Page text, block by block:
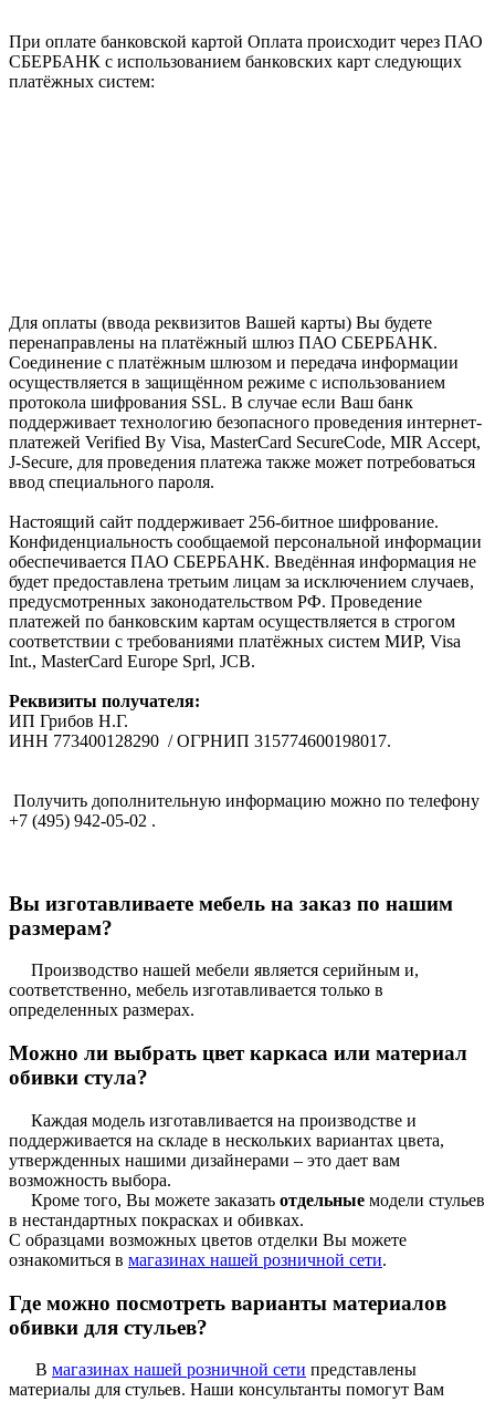
При оплате банковской картой Оплата происходит через ПАО
СБЕРБАНК с использованием банковских карт следующих
платёжных систем:
Для оплаты (ввода реквизитов Вашей карты) Вы будете
перенаправлены на платёжный шлюз ПАО СБЕРБАНК.
Соединение с платёжным шлюзом и передача информации
осуществляется в защищённом режиме с использованием
протокола шифрования SSL. В случае если Ваш банк
поддерживает технологию безопасного проведения интернет-
платежей Verified By Visa, MasterCard SecureCode, MIR Accept,
J-Secure, для проведения платежа также может потребоваться
ввод специального пароля.
Настоящий сайт поддерживает 256-битное шифрование.
Конфиденциальность сообщаемой персональной информации
обеспечивается ПАО СБЕРБАНК. Введённая информация не
будет предоставлена третьим лицам за исключением случаев,
предусмотренных законодательством РФ. Проведение
платежей по банковским картам осуществляется в строгом
соответствии с требованиями платёжных систем МИР, Visa
Int., MasterCard Europe Sprl, JCB.
Реквизиты получателя:
ИП Грибов Н.Г.
ИНН 773400128290 / ОГРНИП 315774600198017.
Получить дополнительную информацию можно по телефону
+7 (495) 942-05-02 .
Вы изготавливаете мебель на заказ по нашим
размерам?
Производство нашей мебели является серийным и,
соответственно, мебель изготавливается только в
определенных размерах.
Можно ли выбрать цвет каркаса или материал
обивки стула?
Каждая модель изготавливается на производстве и
поддерживается на складе в нескольких вариантах цвета,
утвержденных нашими дизайнерами – это дает вам
возможность выбора.
Кроме того, Вы можете заказать отдельные модели стульев
в нестандартных покрасках и обивках.
С образцами возможных цветов отделки Вы можете
ознакомиться в магазинах нашей розничной сети.
Где можно посмотреть варианты материалов
обивки для стульев?
В магазинах нашей розничной сети представлены
материалы для стульев. Наши консультанты помогут Вам